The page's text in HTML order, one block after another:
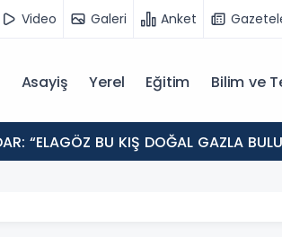
Video Galeri Anket
Asayiş Yerel Eğitim Bilim ve